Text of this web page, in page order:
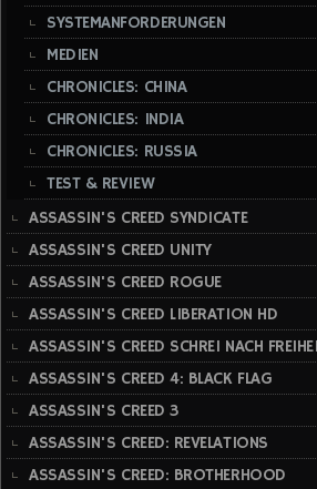
SYSTEMANFORDERUNGEN
MEDIEN
CHRONICLES: CHINA
CHRONICLES: INDIA
CHRONICLES: RUSSIA
TEST & REVIEW
ASSASSIN'S CREED SYNDICATE
ASSASSIN'S CREED UNITY
ASSASSIN'S CREED ROGUE
ASSASSIN'S CREED LIBERATION HD
ASSASSIN'S CREED SCHREI NACH
ASSASSIN'S CREED 4: BLACK FLAG
ASSASSIN'S CREED 3
ASSASSIN'S CREED: REVELATIONS
ASSASSIN'S CREED: BROTHERHOOD